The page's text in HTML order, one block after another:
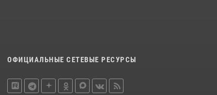
ОФИЦИАЛЬНЫЕ СЕТЕВЫЕ РЕСУРСЫ